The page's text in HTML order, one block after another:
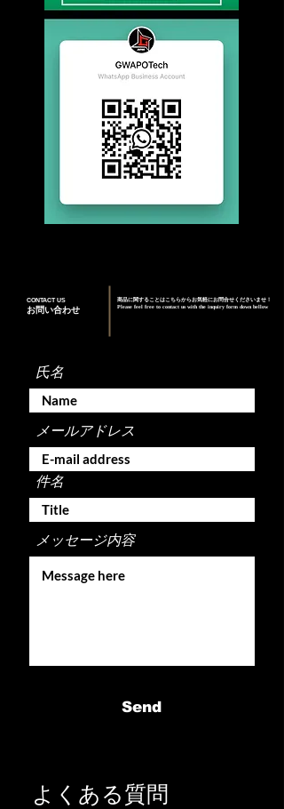
お問い合わせ
CONTACT US
商品に関することはこちらからお気軽にお問合せくださいませ！
Please feel free to contact us with the inquiry form down bellow
氏名
メールアドレス
件名
メッセージ内容
Send
よくある質問